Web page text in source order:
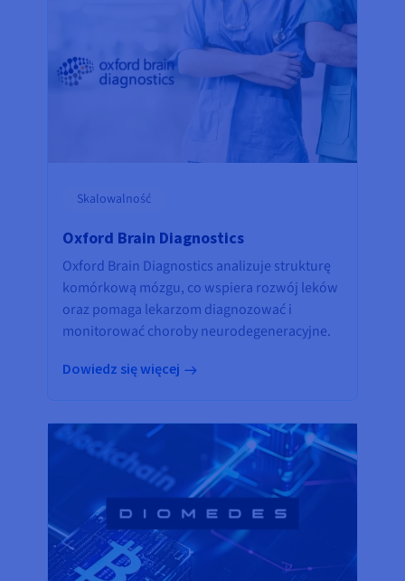
Skalowalność
Oxford Brain Diagnostics
Oxford Brain Diagnostics analizuje strukturę
komórkową mózgu, co wspiera rozwój leków
oraz pomaga lekarzom diagnozować i
monitorować choroby neurodegeneracyjne.
Dowiedz się więcej